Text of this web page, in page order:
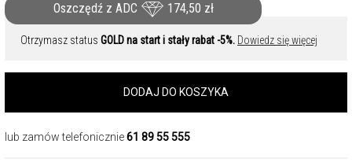
Oszczędź z ADC 174,50 zł
Otrzymasz status GOLD na start i stały rabat -5%. Dowiedz się więcej
DODAJ DO KOSZYKA
lub zamów telefonicznie61 89 55 555